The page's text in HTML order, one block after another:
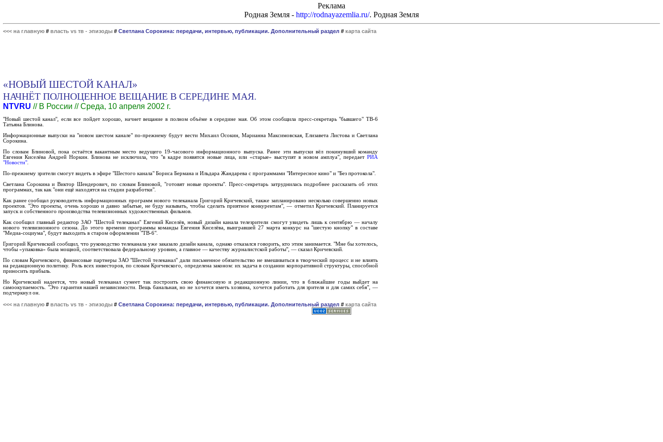
Реклама
Родная Земля - http://rodnayazemlia.ru/. Родная Земля
<<< на главную # власть vs тв - эпизоды # Светлана Сорокина: передачи, интервью, публикации. Дополнительный раздел # карта сайта
«НОВЫЙ ШЕСТОЙ КАНАЛ»
НАЧНЁТ ПОЛНОЦЕННОЕ ВЕЩАНИЕ В СЕРЕДИНЕ МАЯ.
NTVRU // В России // Среда, 10 апреля 2002 г.
"Новый шестой канал", если все пойдет хорошо, начнет вещание в полном объёме в середине мая. Об этом сообщила пресс-секретарь "бывшего" ТВ-6
Татьяна Блинова.
Информационные выпуски на "новом шестом канале" по-прежнему будут вести Михаил Осокин, Марианна Максимовская, Елизавета Листова и Светлана
Сорокина.
По словам Блиновой, пока остаётся вакантным место ведущего 19-часового информационного выпуска. Ранее эти выпуски вёл покинувший команду
Евгения Киселёва Андрей Норкин. Блинова не исключила, что "в кадре появятся новые лица, или «старые» выступят в новом амплуа", передает РИА
"Новости"
По-прежнему зрители смогут видеть в эфире "Шестого канала" Бориса Бермана и Ильдара Жандарева с программами "Интересное кино" и "Без протокола".
Светлана Сорокина и Виктор Шендерович, по словам Блиновой, "готовят новые проекты". Пресс-секретарь затруднилась подробнее рассказать об этих
программах, так как "они ещё находятся на стадии разработки".
Как ранее сообщал руководитель информационных программ нового телеканала Григорий Кричевский, также запланировано несколько совершенно новых
проектов. "Это проекты, очень хорошо и давно забытые, не буду называть, чтобы сделать приятное конкурентам", — отметил Кричевский. Планируется
запуск и собственного производства телевизионных художественных фильмов.
Как сообщил главный редактор ЗАО "Шестой телеканал" Евгений Киселёв, новый дизайн канала телезрители смогут увидеть лишь к сентябрю — началу
нового телевизионного сезона. До этого времени программы команды Евгения Киселёва, выигравшей 27 марта конкурс на "шестую кнопку" в составе
"Медиа-социума", будут выходить в старом оформлении "ТВ-6".
Григорий Кричевский сообщил, что руководство телеканала уже заказало дизайн канала, однако отказался говорить, кто этим занимается. "Мне бы хотелось,
чтобы «упаковка» была мощной, соответствовала федеральному уровню, а главное — качеству журналистской работы", — сказал Кричевский.
По словам Кричевского, финансовые партнеры ЗАО "Шестой телеканал" дали письменное обязательство не вмешиваться в творческий процесс и не влиять
на редакционную политику. Роль всех инвесторов, по словам Кричевского, определена законом: их задача в создании корпоративной структуры, способной
приносить прибыль.
Но Кричевский надеется, что новый телеканал сумеет так построить свою финансовую и редакционную линии, что в ближайшие годы выйдет на
самоокупаемость. "Это гарантия нашей независимости. Вещь банальная, но не хочется иметь хозяина, хочется работать для зрителя и для самих себя", —
подчеркнул он.
<<< на главную # власть vs тв - эпизоды # Светлана Сорокина: передачи, интервью, публикации. Дополнительный раздел # карта сайта